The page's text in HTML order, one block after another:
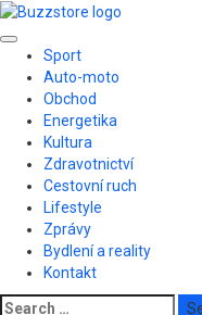
Skip
content
Primary
Menu
Sport
Auto-moto
Obchod
Energetika
Kultura
Zdravotnictví
Cestovní ruch
Lifestyle
Zprávy
Bydlení a reality
Kontakt
Search